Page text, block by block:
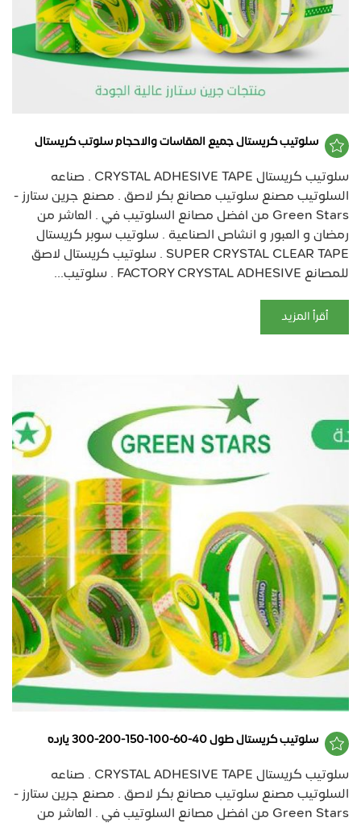
سلوتيب كريستال جميع المقاسات والاحجام سلوتب كريستال
سلوتيب كريستال CRYSTAL ADHESIVE TAPE . صناعه
السلوتيب مصنع سلوتيب مصانع بكر لاصق . مصنع جرين ستارز -
Green Stars من افضل مصانع السلوتيب في . العاشر من
رمضان و العبور و انشاص الصناعية . سلوتيب سوبر كريستال
SUPER CRYSTAL CLEAR TAPE . سلوتيب كريستال لاصق
للمصانع FACTORY CRYSTAL ADHESIVE . سلوتيب...
أقرأ المزيد
سلوتيب كريستال طول 40-60-100-150-200-300 يارده
سلوتيب كريستال CRYSTAL ADHESIVE TAPE . صناعه
السلوتيب مصنع سلوتيب مصانع بكر لاصق . مصنع جرين ستارز -
Green Stars من افضل مصانع السلوتيب في . العاشر من